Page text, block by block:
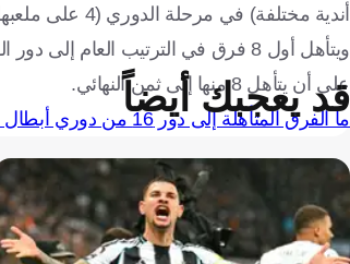
أندية مختلفة) في مرحلة الدوري (4 على ملعبها ومثلها خارج الديار).
على أن يتأهل 8 منها إلى ثمن النهائي.
ما الفرق المتأهلة إلى دور 16 من دوري أبطال أوروبا 2025-2026؟
قد يعجبك أيضاً